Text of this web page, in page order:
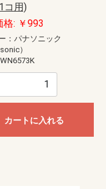
コ用)
格: ￥993
：パナソニック
）
WN6573K
カートに入れる